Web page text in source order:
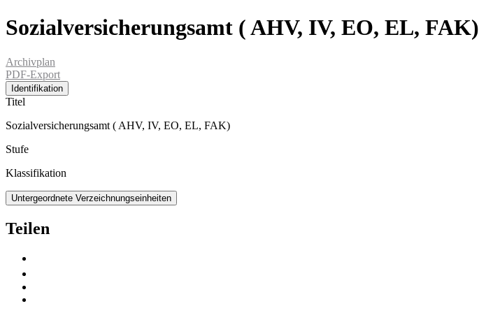
Sozialversicherungsamt ( AHV, IV, EO, EL, FAK)
Archivplan
PDF-Export
Identifikation
Titel
Sozialversicherungsamt ( AHV, IV, EO, EL, FAK)
Stufe
Klassifikation
Untergeordnete Verzeichnungseinheiten
Teilen